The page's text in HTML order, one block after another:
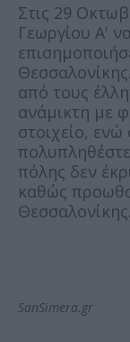
Στις 29
Γεωργίου Α'
από τους
ανάμικτη με
στοιχείο,
πόλης δεν
καθώς
Θεσσαλονίκης.
SanSimera.gr